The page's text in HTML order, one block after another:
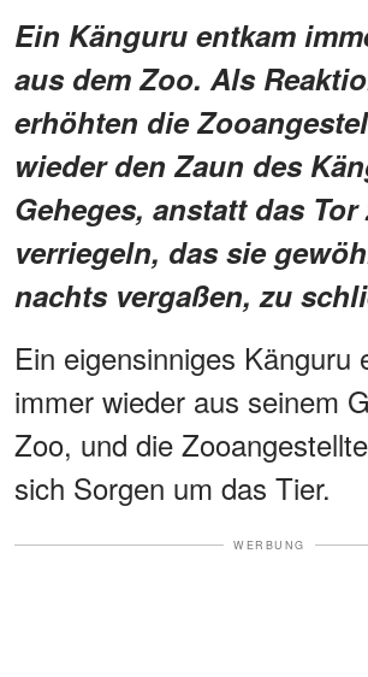
Ein Känguru entkam
aus dem Zoo. Als
erhöhten die
wieder den Zaun des
Geheges, anstatt das Tor
verriegeln, das sie
nachts vergaßen, zu
Ein eigensinniges Känguru
immer wieder aus seinem
Zoo, und die
sich Sorgen um das Tier.
WERBUNG